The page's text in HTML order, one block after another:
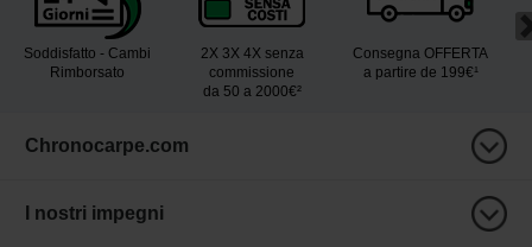
Soddisfatto - Cambi
Rimborsato
2X 3X 4X senza
commissione
da 50 a 2000€²
Consegna OFFERTA
a partire de 199€¹
Chronocarpe.com
I nostri impegni